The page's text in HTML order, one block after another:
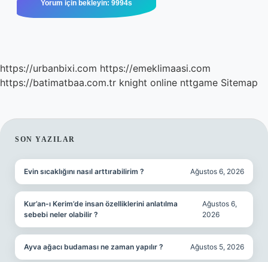
https://urbanbixi.com https://emeklimaasi.com
https://batimatbaa.com.tr knight online nttgame Sitemap
SIDEBAR
SON YAZILAR
Evin sıcaklığını nasıl arttırabilirim ? Ağustos 6, 2026
Kur’an-ı Kerim’de insan özelliklerini anlatılma
sebebi neler olabilir ?
Ağustos 6,
2026
Ayva ağacı budaması ne zaman yapılır ? Ağustos 5, 2026